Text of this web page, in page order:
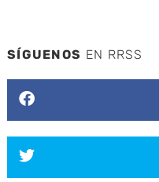
SÍGUENOS EN RRSS